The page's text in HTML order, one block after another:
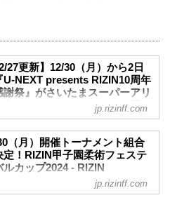
27更新】12/30（月）から2日
U-NEXT presents RIZIN10周年
謝祭』がさいたまスーパーアリ
内コミュニティアリーナで開
- RIZIN FIGHTING
オフィシャルサイト
報
（金）更新
（月）、12/31（火）スケジュール
jp.rizinff.com
（月）開催トーナメント組合
定！RIZIN甲子園柔術フェステ
ルカップ2024 - RIZIN
FEDERATION オフィシ
サイト
jp.rizinff.com